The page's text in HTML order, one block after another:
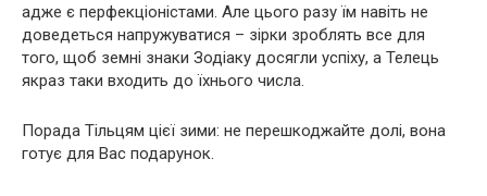
адже є перфекціоністами. Але цього разу їм навіть не
доведеться напружуватися – зірки зроблять все для
того, щоб земні знаки Зодіаку досягли успіху, а Телець
якраз таки входить до їхнього числа.
Порада Тільцям цієї зими: не перешкоджайте долі, вона
готує для Вас подарунок.